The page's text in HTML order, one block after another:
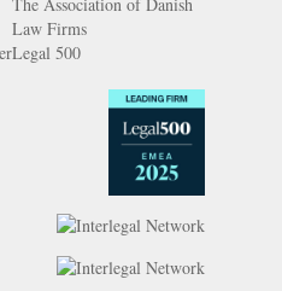
Law Firms
Legal 500